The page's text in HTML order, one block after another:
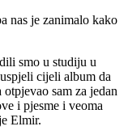
nas je zanimalo kako
smo u studiju u
cijeli album da
sam za jedan
i pjesme i veoma
Elmir.